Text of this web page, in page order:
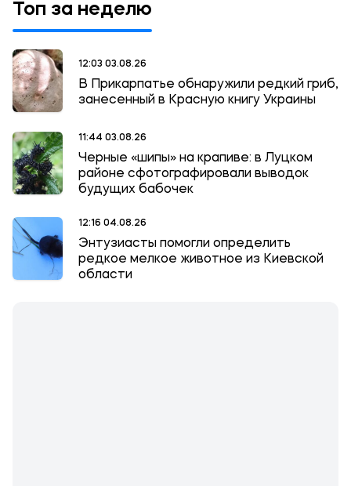
Топ за неделю
12:03 03.08.26
В Прикарпатье обнаружили редкий гриб,
занесенный в Красную книгу Украины
11:44 03.08.26
Черные «шипы» на крапиве: в Луцком
районе сфотографировали выводок
будущих бабочек
12:16 04.08.26
Энтузиасты помогли определить
редкое мелкое животное из Киевской
области